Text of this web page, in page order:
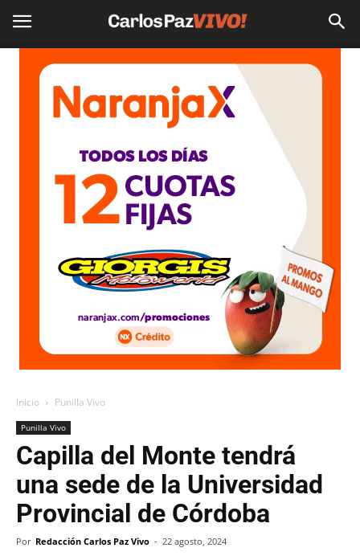
Inicio Punilla Vivo
Punilla Vivo
Capilla del Monte tendrá
una sede de la Universidad
Provincial de Córdoba
Por Redacción Carlos Paz Vivo - 22 agosto, 2024